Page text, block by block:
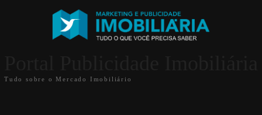
Tudo sobre o Mercado Imobiliário